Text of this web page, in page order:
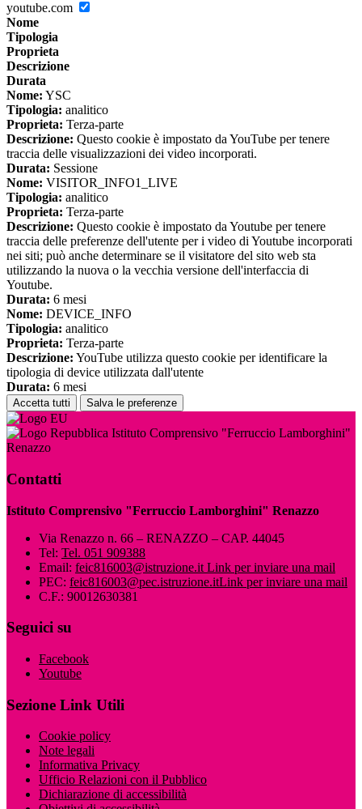
youtube.com
Nome
Tipologia
Proprieta
Descrizione
Durata
Nome: YSC
Tipologia: analitico
Proprieta: Terza-parte
Descrizione: Questo cookie è impostato da YouTube per tenere
traccia delle visualizzazioni dei video incorporati.
Durata: Sessione
Nome: VISITOR_INFO1_LIVE
Tipologia: analitico
Proprieta: Terza-parte
Descrizione: Questo cookie è impostato da Youtube per tenere
traccia delle preferenze dell'utente per i video di Youtube incorporati
nei siti; può anche determinare se il visitatore del sito web sta
utilizzando la nuova o la vecchia versione dell'interfaccia di
Youtube.
Durata: 6 mesi
Nome: DEVICE_INFO
Tipologia: analitico
Proprieta: Terza-parte
Descrizione: YouTube utilizza questo cookie per identificare la
tipologia di device utilizzata dall'utente
Durata: 6 mesi
Accetta tutti Salva le preferenze
Istituto Comprensivo "Ferruccio Lamborghini"
Renazzo
Contatti
Istituto Comprensivo "Ferruccio Lamborghini" Renazzo
Via Renazzo n. 66 – RENAZZO – CAP. 44045
Tel: Tel. 051 909388
Email: feic816003@istruzione.it Link per inviare una mail
PEC: feic816003@pec.istruzione.itLink per inviare una mail
C.F.: 90012630381
Seguici su
Facebook
Youtube
Sezione Link Utili
Cookie policy
Note legali
Informativa Privacy
Ufficio Relazioni con il Pubblico
Dichiarazione di accessibilità